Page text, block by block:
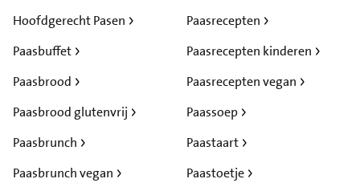
Hoofdgerecht Pasen
Paasbuffet
Paasbrood
Paasbrood glutenvrij
Paasbrunch
Paasbrunch vegan
Paasrecepten
Paasrecepten kinderen
Paasrecepten vegan
Paassoep
Paastaart
Paastoetje